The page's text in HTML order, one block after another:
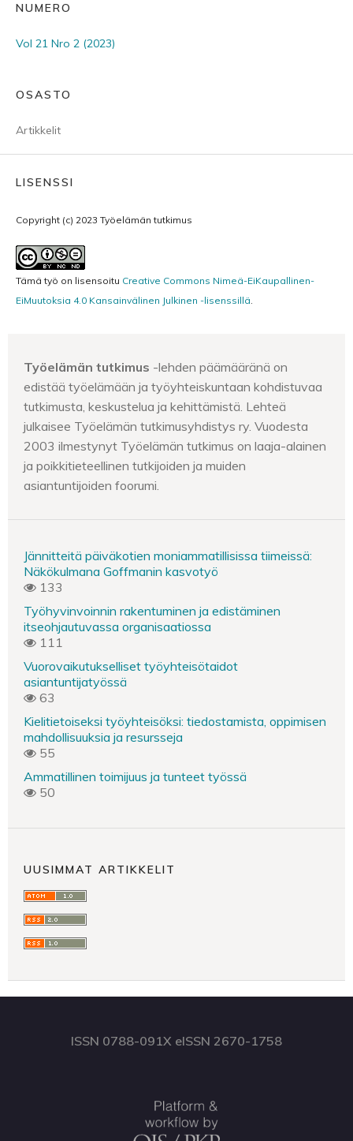
NUMERO
Vol 21 Nro 2 (2023)
OSASTO
Artikkelit
LISENSSI
Copyright (c) 2023 Työelämän tutkimus
Tämä työ on lisensoitu Creative Commons Nimeä-EiKaupallinen-
EiMuutoksia 4.0 Kansainvälinen Julkinen -lisenssillä.
Työelämän tutkimus -lehden päämääränä on
edistää työelämään ja työyhteiskuntaan kohdistuvaa
tutkimusta, keskustelua ja kehittämistä. Lehteä
julkaisee Työelämän tutkimusyhdistys ry. Vuodesta
2003 ilmestynyt Työelämän tutkimus on laaja-alainen
ja poikkitieteellinen tutkijoiden ja muiden
asiantuntijoiden foorumi.
Jännitteitä päiväkotien moniammatillisissa tiimeissä:
Näkökulmana Goffmanin kasvotyö
133
Työhyvinvoinnin rakentuminen ja edistäminen
itseohjautuvassa organisaatiossa
111
Vuorovaikutukselliset työyhteisötaidot
asiantuntijatyössä
63
Kielitietoiseksi työyhteisöksi: tiedostamista, oppimisen
mahdollisuuksia ja resursseja
55
Ammatillinen toimijuus ja tunteet työssä
50
UUSIMMAT ARTIKKELIT
ISSN 0788-091X eISSN 2670-1758